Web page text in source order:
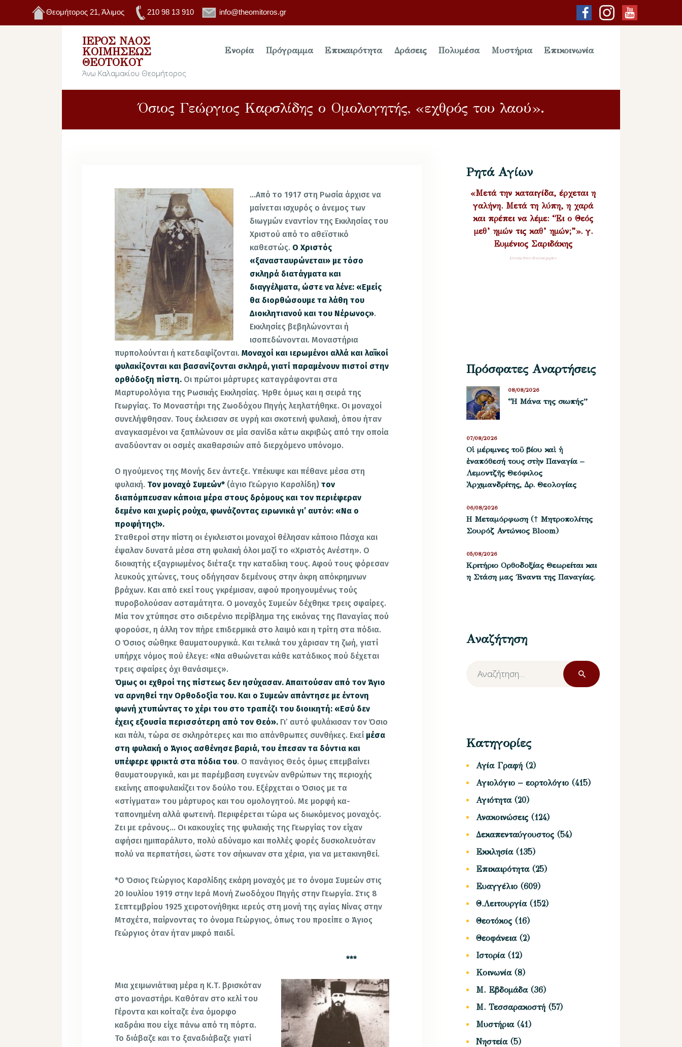
Θεομήτορος 21, Άλιμος 210 98 13 910 info@theomitoros.gr
ΙΕΡΌΣ ΝΑΌΣ
ΚΟΙΜΉΣΕΩΣ
ΘΕΟΤΌΚΟΥ
Άνω Καλαμακίου Θεομήτορος
Ενορία Πρόγραμμα Επικαιρότητα Δράσεις Πολυμέσα Μυστήρια Επικοινωνία
Όσιος Γεώργιος Καρσλίδης ο Ομολογητής, «εχθρός του λαού».
…Από το 1917 στη Ρωσία άρχισε να
μαίνεται ισχυρός ο άνεμος των
διωγμών εναντίον της Εκκλησίας του
Χριστού από το αθεϊστικό
καθεστώς. Ο Χριστός
«ξανασταυρώνεται» με τόσο
σκληρά διατάγματα και
διαγγέλματα, ώστε να λένε: «Εμείς
θα διορθώσουμε τα λάθη του
Διοκλητιανού και του Νέρωνος».
Εκκλησίες βεβηλώνονται ή
ισοπεδώνονται. Μοναστήρια
πυρπολούνται ή κατεδαφίζονται.Μοναχοί και ιερωμένοι αλλά και λαϊκοί
φυλακίζονται και βασανίζονται σκληρά, γιατί παραμένουν πιστοί στην
ορθόδοξη πίστη. Οι πρώτοι μάρτυρες καταγράφονται στα
Μαρτυρολόγια της Ρωσικής Εκκλησίας. Ήρθε όμως και η σειρά της
Γεωργίας. Το Μοναστήρι της Ζωοδόχου Πηγής λεηλατήθηκε. Οι μοναχοί
συνελήφθησαν. Τους έκλεισαν σε υγρή και σκοτεινή φυλακή, όπου ήταν
αναγκασμένοι να ξαπλώνουν σε μία σανίδα κάτω ακριβώς από την οποία
αναδύονταν οι οσμές ακαθαρσιών από διερχόμενο υπόνομο.
Ο ηγούμενος της Μονής δεν άντεξε. Υπέκυψε και πέθανε μέσα στη
φυλακή. Τον μοναχό Συμεών* (άγιο Γεώργιο Καρσλίδη)τον
διαπόμπευσαν κάποια μέρα στους δρόμους και τον περιέφεραν
δεμένο και χωρίς ρούχα, φωνάζοντας ειρωνικά γι’ αυτόν: «Να ο
προφήτης!».
Σταθεροί στην πίστη οι έγκλειστοι μοναχοί θέλησαν κάποιο Πάσχα και
έψαλαν δυνατά μέσα στη φυλακή όλοι μαζί το «Χριστός Ανέστη». Ο
διοικητής εξαγριωμένος διέταξε την καταδίκη τους. Αφού τους φόρεσαν
λευκούς χιτώνες, τους οδήγησαν δεμένους στην άκρη απόκρημνων
βράχων. Και από εκεί τους γκρέμισαν, αφού προηγουμένως τούς
πυροβολούσαν ασταμάτητα. Ο μοναχός Συμεών δέχθηκε τρεις σφαίρες.
Μία τον χτύπησε στο σιδερένιο περίβλημα της εικόνας της Παναγίας πού
φορούσε, η άλλη τον πήρε επιδερμικά στο λαιμό και η τρίτη στα πόδια.
Ο Όσιος σώθηκε θαυματουργικά. Και τελικά του χάρισαν τη ζωή, γιατί
υπήρχε νόμος πού έλεγε: «Να αθωώνεται κάθε κατάδικος πού δέχεται
τρεις σφαίρες όχι θανάσιμες».
Όμως oι εχθροί της πίστεως δεν ησύχασαν. Απαιτούσαν από τον Άγιο
να αρνηθεί την Ορθοδοξία του. Και ο Συμεών απάντησε με έντονη
φωνή χτυπώντας το χέρι του στο τραπέζι του διοικητή: «Εσύ δεν
έχεις εξουσία περισσότερη από τον Θεό». Γι’ αυτό φυλάκισαν τον Όσιο
και πάλι, τώρα σε σκληρότερες και πιο απάνθρωπες συνθήκες. Εκεί μέσα
στη φυλακή ο Άγιος ασθένησε βαριά, του έπεσαν τα δόντια και
υπέφερε φρικτά στα πόδια του. Ο πανάγιος Θεός όμως επεμβαίνει
θαυματουργικά, και με παρέμβαση ευ­γενών ανθρώπων της περιοχής
εκείνης αποφυλακίζει τον δούλο του. Εξέρχεται ο Όσιος με τα
«στίγματα» του μάρτυ­ρος και του ομολογητού. Με μορφή κα­
ταπονημένη αλλά φωτεινή. Περιφέρεται τώρα ως διωκόμενος μοναχός.
Ζει με εράνους… Οι κακουχίες της φυλακής της Γεωργίας τον είχαν
αφήσει ημιπαράλυτο, πολύ αδύναμο και πολλές φορές δυσκολευόταν
πολύ να περπατήσει, ώστε τον σήκωναν στα χέρια, για να μετακινηθεί.
*Ο Όσιος Γεώργιος Καρσλίδης εκάρη μοναχός με το όνομα Συμεών στις
20 Ιουλίου 1919 στην Ιερά Μονή Ζωοδόχου Πηγής στην Γεωργία. Στις 8
Σεπτεμβρίου 1925 χειροτονήθηκε ιερεύς στη μονή της αγίας Νίνας στην
Μτσχέτα, παίρνοντας το όνομα Γεώργιος, όπως του προείπε ο Άγιος
Γεώργιος όταν ήταν μικρό παιδί.
***
Μια χειμωνιάτικη μέρα η Κ.Τ. βρισκόταν
στο μοναστήρι. Καθόταν στο κελί του
Γέροντα και κοίταζε ένα όμορφο
καδράκι που είχε πάνω από τη πόρτα.
Το διάβαζε και το ξαναδιάβαζε γιατί
Ρητά Αγίων
«Μετά την καταιγίδα, έρχεται η
γαλήνη. Μετά τη λύπη, η χαρά
και πρέπει να λέμε: “Ει ο Θεός
μεθ’ ημών τις καθ’ ημών;”». γ.
Ευμένιος Σαριδάκης
Σύναξη Νέων Παλαιοχωρίου
Πρόσφατες Αναρτήσεις
“Η Μάνα της σιωπής”
08/08/2026
Οἱ μέριμνες τοῦ βίου καὶ ἡ
ἐναπόθεσή τους στὴν Παναγία –
Λεμοντζῆς Θεόφιλος
Ἀρχιμανδρίτης, Δρ. Θεολογίας
07/08/2026
Η Μεταμόρφωση († Μητροπολίτης
Σουρόζ Αντώνιος Bloom)
06/08/2026
Kριτήριο Oρθοδοξίας Θεωρείται και
η Στάση μας ΄Εναντι της Παναγίας.
05/08/2026
Αναζήτηση
Αναζήτηση
για:
Κατηγορίες
Αγία Γραφή (2)
Αγιολόγιο – εορτολόγιο (415)
Αγιότητα(20)
Ανακοινώσεις (124)
Δεκαπενταύγουστος (54)
Εκκλησία(135)
Επικαιρότητα(25)
Ευαγγέλιο (609)
Θ.Λειτουργία(152)
Θεοτόκος (16)
Θεοφάνεια(2)
Ιστορία(12)
Κοινωνία(8)
Μ. Εβδομάδα(36)
Μ. Τεσσαρακοστή (57)
Μυστήρια(41)
Νηστεία(5)